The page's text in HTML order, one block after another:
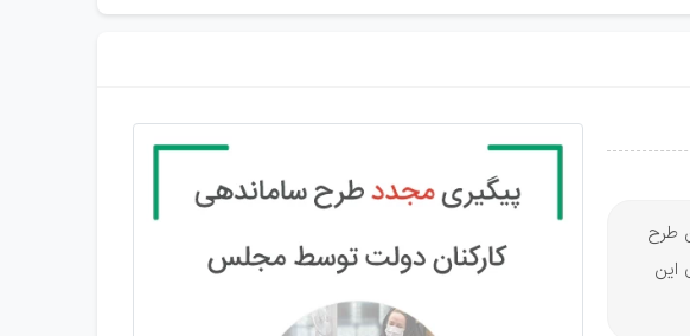
طرح
این